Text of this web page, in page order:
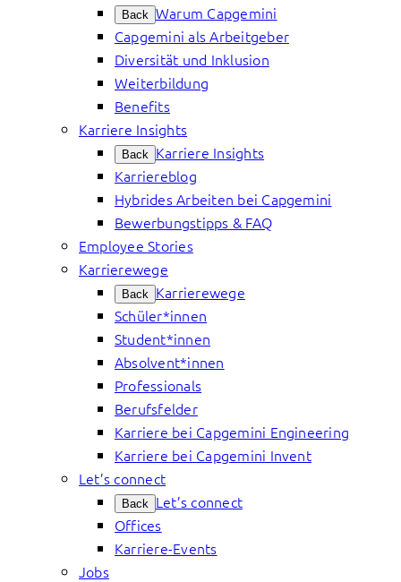
Back Warum Capgemini
Capgemini als Arbeitgeber
Diversität und Inklusion
Weiterbildung
Benefits
Karriere Insights
Back Karriere Insights
Karriereblog
Hybrides Arbeiten bei Capgemini
Bewerbungstipps & FAQ
Employee Stories
Karrierewege
Back Karrierewege
Schüler*innen
Student*innen
Absolvent*innen
Professionals
Berufsfelder
Karriere bei Capgemini Engineering
Karriere bei Capgemini Invent
Let’s connect
Back Let’s connect
Offices
Karriere-Events
Jobs